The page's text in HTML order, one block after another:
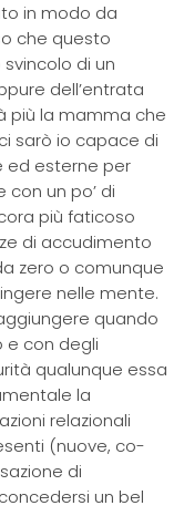
in modo da
che questo
di un
dell’entrata
più la mamma che
sarò io capace di
ed esterne per
un po’ di
più faticoso
di accudimento
zero o comunque
nelle mente.
quando
e con degli
qualunque essa
la
relazionali
(nuove, co-
di
un bel